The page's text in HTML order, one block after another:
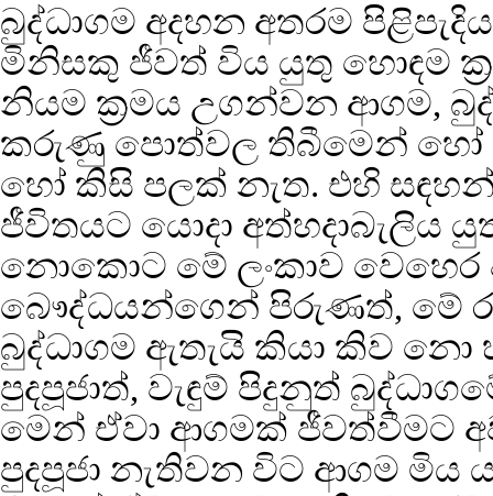
බුද්ධාගම අදහන අතරම
මිනිසකු ජීවත් විය යුතු හොඳම
නියම ක්‍රමය උගන්වන ආගම,
කරුණු පොත්වල තිබීමෙන් හෝ
හෝ කිසි පලක් නැත. එහි සඳහන්
ජීවිතයට යොදා අත්හදාබැලිය
නොකොට මේ ලංකාව
බෞද්ධයන්ගෙන් පිරුණත්, මේ
බුද්ධාගම ඇතැයි කියා කිව නො
පුදපූජාත්, වැඳුම් පිදුනුත්
මෙන් ඒවා ආගමක් ජීවත්වීමට
පුදපූජා නැතිවන විට ආගම මිය